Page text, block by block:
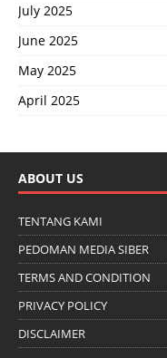
July 2025
June 2025
May 2025
April 2025
ABOUT US
TENTANG KAMI
PEDOMAN MEDIA SIBER
TERMS AND CONDITION
PRIVACY POLICY
DISCLAIMER